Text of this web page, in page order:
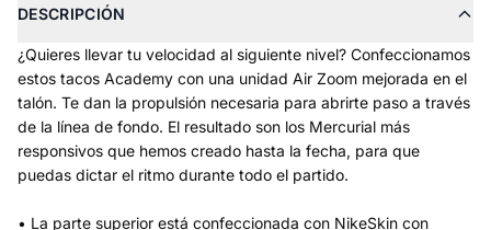
DESCRIPCIÓN
¿Quieres llevar tu velocidad al siguiente nivel? Confeccionamos
estos tacos Academy con una unidad Air Zoom mejorada en el
talón. Te dan la propulsión necesaria para abrirte paso a través
de la línea de fondo. El resultado son los Mercurial más
responsivos que hemos creado hasta la fecha, para que
puedas dictar el ritmo durante todo el partido.
• La parte superior está confeccionada con NikeSkin con